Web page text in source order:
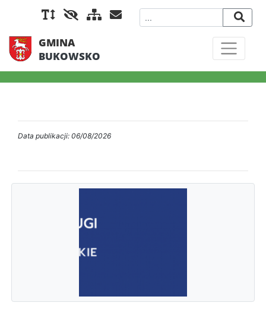
GMINA
BUKOWSKO
Data publikacji: 06/08/2026